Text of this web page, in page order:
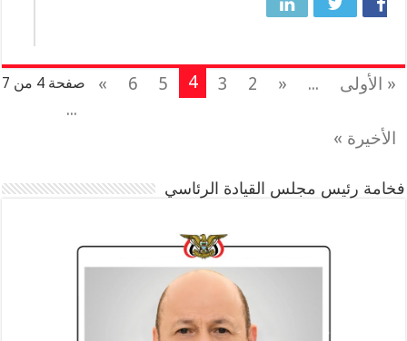
صفحة 4 من 7 « الأولى ...
«
2
3
4
5
6
»
...
الأخيرة »
فخامة رئيس مجلس القيادة الرئاسي